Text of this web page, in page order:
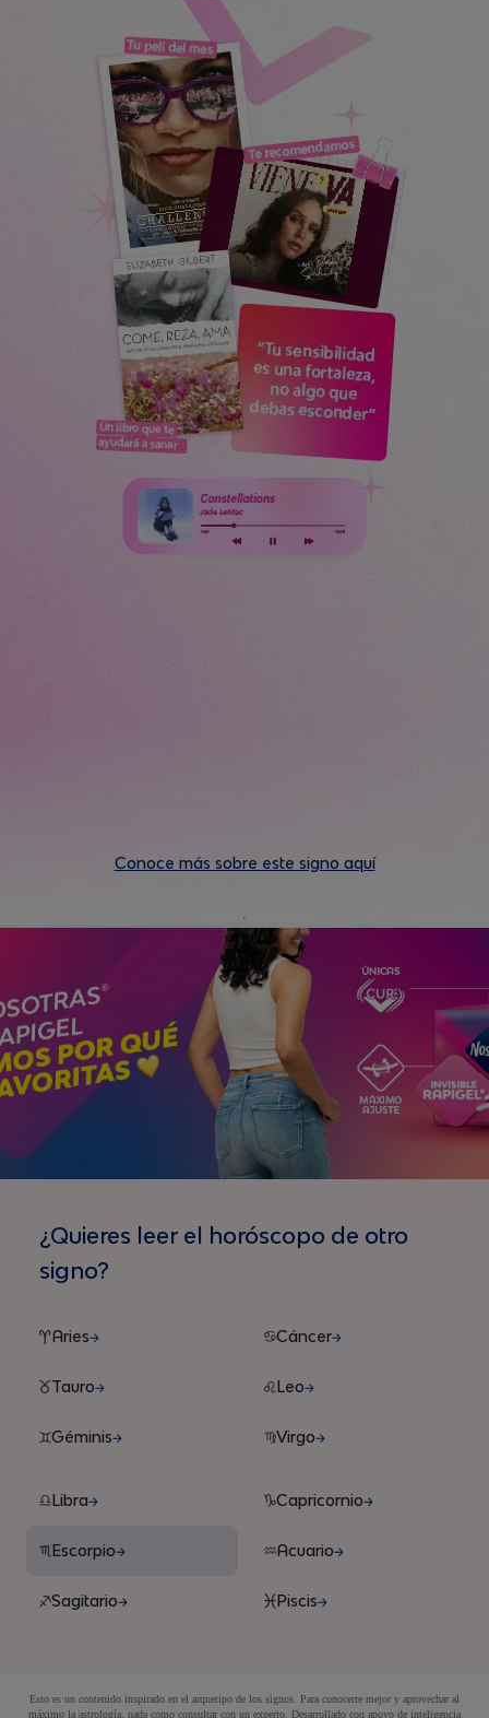
Conoce más sobre este signo aquí
¿Quieres leer el horóscopo de otro
signo?
Aries
Tauro
Géminis
Cáncer
Leo
Virgo
Libra
Escorpio
Sagitario
Capricornio
Acuario
Piscis
Esto es un contenido inspirado en el arquetipo de los signos. Para conocerte mejor y aprovechar al
máximo la astrología, nada como consultar con un experto. Desarrollado con apoyo de inteligencia